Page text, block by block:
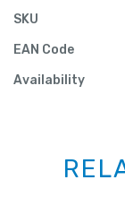
SKU
EAN Code
Availability